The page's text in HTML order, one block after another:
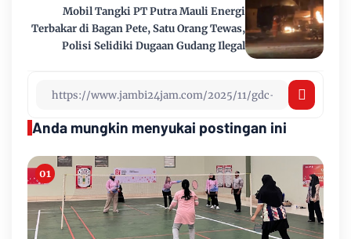
Mobil Tangki PT Putra Mauli Energi
Terbakar di Bagan Pete, Satu Orang Tewas,
Polisi Selidiki Dugaan Gudang Ilegal
Anda mungkin menyukai postingan ini